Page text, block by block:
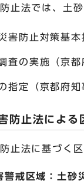
止法では、土
害防止対策基本
査の実施（京都
指定（京都府知
防止法による
止法に基づく
警戒区域：土砂